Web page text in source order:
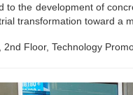
to the development of
transformation toward a
Floor, Technology